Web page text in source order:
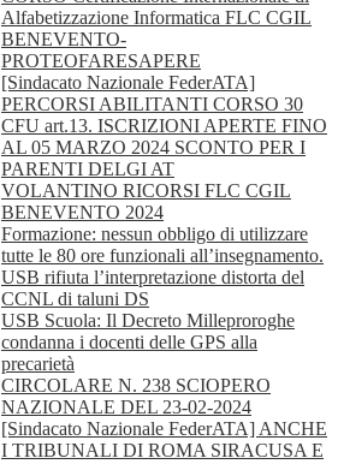
Alfabetizzazione Informatica FLC CGIL
BENEVENTO-
PROTEOFARESAPERE
[Sindacato Nazionale FederATA]
PERCORSI ABILITANTI CORSO 30
CFU art.13. ISCRIZIONI APERTE FINO
AL 05 MARZO 2024 SCONTO PER I
PARENTI DELGI AT
VOLANTINO RICORSI FLC CGIL
BENEVENTO 2024
Formazione: nessun obbligo di utilizzare
tutte le 80 ore funzionali all’insegnamento.
USB rifiuta l’interpretazione distorta del
CCNL di taluni DS
USB Scuola: Il Decreto Milleproroghe
condanna i docenti delle GPS alla
precarietà
CIRCOLARE N. 238 SCIOPERO
NAZIONALE DEL 23-02-2024
[Sindacato Nazionale FederATA] ANCHE
I TRIBUNALI DI ROMA SIRACUSA E